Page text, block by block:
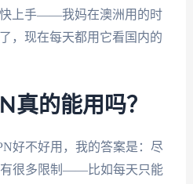
上手——我妈在澳洲用的时
，现在每天都用它看国内的
真的能用吗？
好不好用，我的答案是：尽
有很多限制——比如每天只能